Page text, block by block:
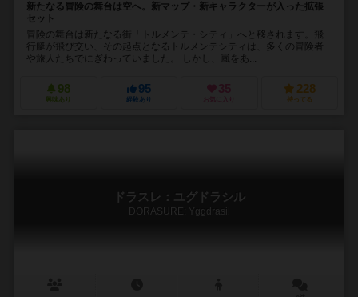
新たなる冒険の舞台は空へ。新マップ・新キャラクターが入った拡張
セット
冒険の舞台は新たなる街「トルメンテ・シティ」へと移されます。飛
行艇が飛び交い、その起点となるトルメンテシティは、多くの冒険者
や旅人たちでにぎわっていました。 しかし、嵐をあ...
98
興味あり
95
経験あり
35
お気に入り
228
持ってる
ドラスレ：ユグドラシル
DORASURE: Yggdrasil